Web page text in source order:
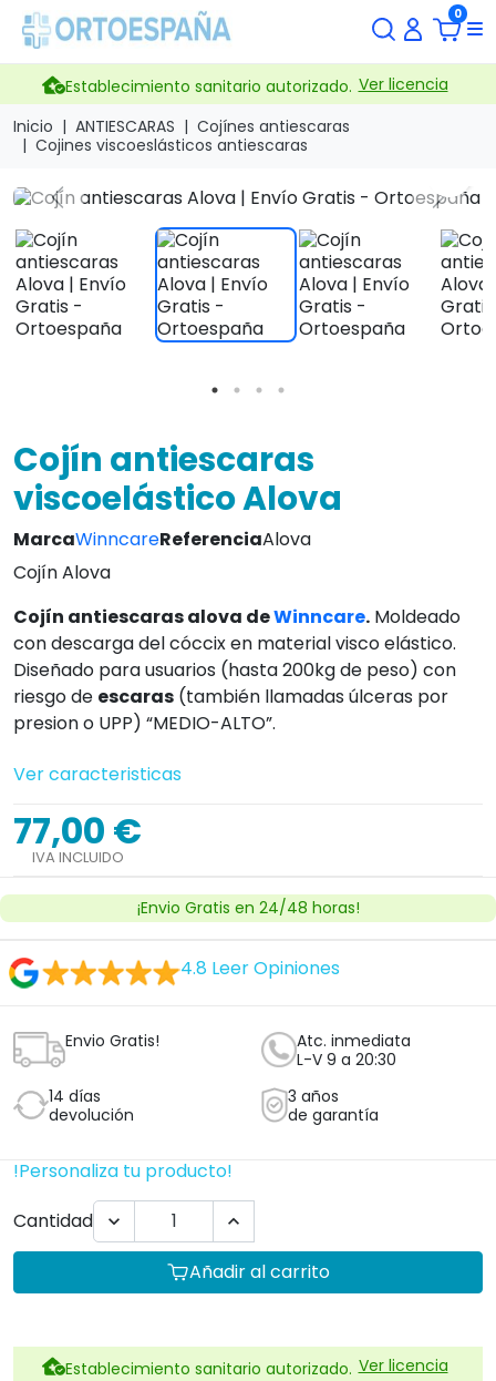
0
Establecimiento sanitario autorizado. Ver licencia
Inicio
ANTIESCARAS
Cojínes antiescaras
Cojines viscoeslásticos antiescaras
Previous Next
Cojín antiescaras
viscoelástico Alova
MarcaWinncareReferenciaAlova
Cojín Alova
Cojín antiescaras alova deWinncare. Moldeado
con descarga del cóccix en material visco elástico.
Diseñado para usuarios (hasta 200kg de peso) con
riesgo de escaras (también llamadas úlceras por
presion o UPP) “MEDIO-ALTO”.
Ver caracteristicas
77,00 €
IVA INCLUIDO
¡Envio Gratis en 24/48 horas!
4.8 Leer Opiniones
Envio Gratis!
Atc. inmediata
L-V 9 a 20:30
14 días
devolución
3 años
de garantía
!Personaliza tu producto!
Cantidad
 
Añadir al carrito
Establecimiento sanitario autorizado. Ver licencia